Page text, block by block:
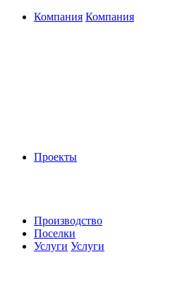
Компания Компания
Проекты
Производство
Поселки
Услуги Услуги